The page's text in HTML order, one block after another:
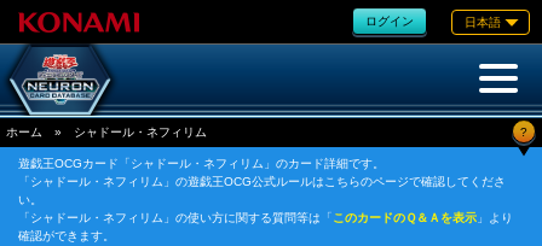
ログイン 日本語
ホーム » シャドール・ネフィリム ?
遊戯王OCGカード「シャドール・ネフィリム」のカード詳細です。
「シャドール・ネフィリム」の遊戯王OCG公式ルールはこちらのページで確認してくださ
い。
「シャドール・ネフィリム」の使い方に関する質問等は「このカードのＱ＆Ａを表示 」より
確認ができます。